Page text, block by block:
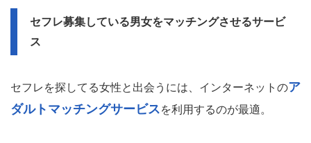
セフレ募集している男女をマッチングさせるサービ
ス
セフレを探してる女性と出会うには、インターネットのア
ダルトマッチングサービスを利用するのが最適。